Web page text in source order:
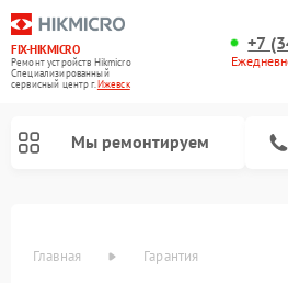
FIX-HIKMICRO
Ремонт устройств Hikmicro
Специализированный
cервисный центр г.Ижевск
+7
Мы ремонтируем
Главная Гарантия